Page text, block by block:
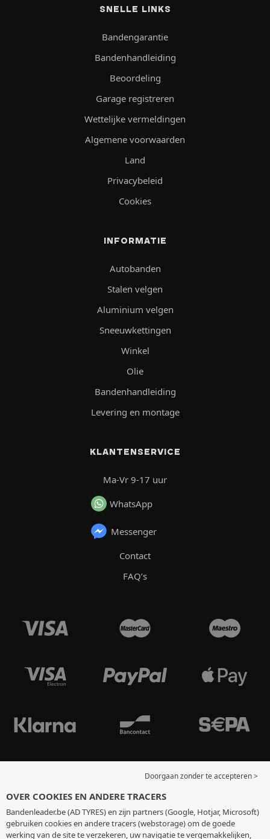
SNELLE LINKS
Bandengarantie
Bandenhandleiding
Beoordeling
Garage registreren
Wettelijke vermeldingen
Algemene voorwaarden
Land
Privacybeleid
Cookies
INFORMATIE
Autobanden
Stalen velgen
Aluminium velgen
Sneeuwkettingen
Winkel
Olie
Bandenhandleiding
Levering en montage
KLANTENSERVICE
Ma-Vr 9-17 uur
WhatsApp
Messenger
Contact
FAQ’s
Doorgaan zonder te accepteren >
OVER COOKIES EN ANDERE TRACERS
Bandenleader.be (AD TYRES) en zijn partners (Google, Hotjar, Microsoft)
gebruiken cookies en andere tracers (webstorage) om de goede
werking van de site te verzekeren, uw navigatie te vergemakkelijken,